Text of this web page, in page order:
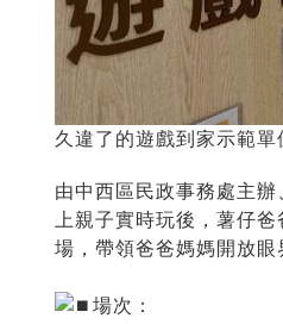
久違了的遊戲到家示範單
由中西區民政事務處主
上親子實時玩後，薯仔
場，帶領爸爸媽媽開放眼
場次：